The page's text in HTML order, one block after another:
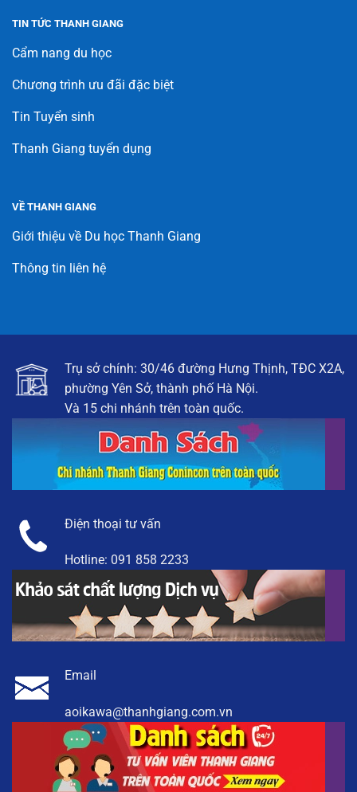
TIN TỨC THANH GIANG
Cẩm nang du học
Chương trình ưu đãi đặc biệt
Tin Tuyển sinh
Thanh Giang tuyển dụng
VỀ THANH GIANG
Giới thiệu về Du học Thanh Giang
Thông tin liên hệ
Trụ sở chính: 30/46 đường Hưng Thịnh, TĐC X2A,
phường Yên Sở, thành phố Hà Nội.
Và 15 chi nhánh trên toàn quốc.
Điện thoại tư vấn
Hotline: 091 858 2233
Email
aoikawa@thanhgiang.com.vn